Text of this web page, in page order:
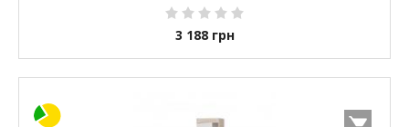
3 188 грн